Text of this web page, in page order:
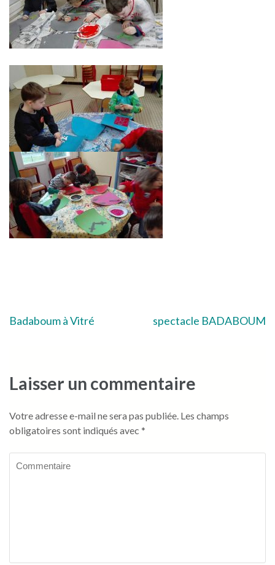
Navigation
l’article
Badaboum à Vitré spectacle BADABOUM
Laisser un commentaire
Votre adresse e-mail ne sera pas publiée. Les champs
obligatoires sont indiqués avec *